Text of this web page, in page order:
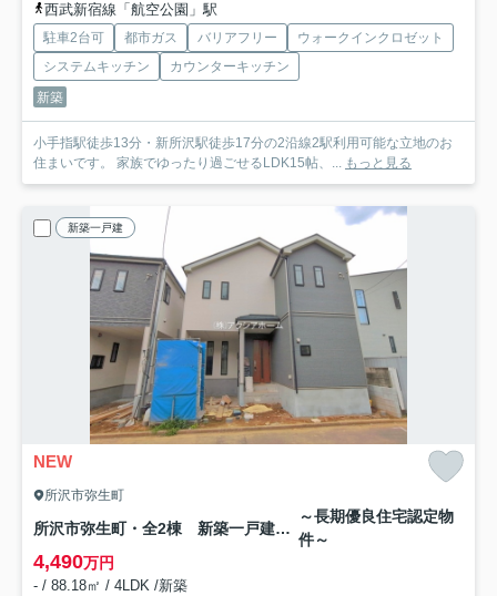
西武新宿線「航空公園」駅
駐車2台可 都市ガス バリアフリー
ウォークインクロゼット
システムキッチン
カウンターキッチン
新築
小手指駅徒歩13分・新所沢駅徒歩17分の2沿線2駅利用可能な立地のお
住まいです。 家族でゆったり過ごせるLDK15帖、... もっと見る
新築一戸建
NEW
所沢市弥生町
所沢市弥生町・全2棟 新築一戸建 A号棟
～長期優良住宅認定物
件～
4,490万円
- / 88.18㎡ / 4LDK /新築